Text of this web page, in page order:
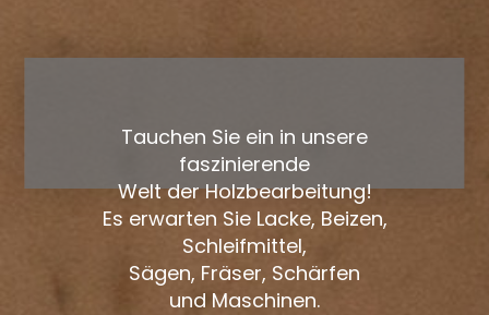
Tauchen Sie ein in unsere
faszinierende
Welt der Holzbearbeitung!
Es erwarten Sie Lacke, Beizen,
Schleifmittel,
Sägen, Fräser, Schärfen
und Maschinen.